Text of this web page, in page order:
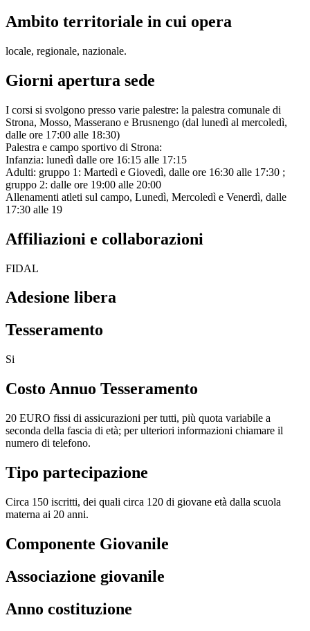
Ambito territoriale in cui opera
locale, regionale, nazionale.
Giorni apertura sede
I corsi si svolgono presso varie palestre: la palestra comunale di
Strona, Mosso, Masserano e Brusnengo (dal lunedì al mercoledì,
dalle ore 17:00 alle 18:30)
Palestra e campo sportivo di Strona:
Infanzia: lunedì dalle ore 16:15 alle 17:15
Adulti: gruppo 1: Martedì e Giovedì, dalle ore 16:30 alle 17:30 ;
gruppo 2: dalle ore 19:00 alle 20:00
Allenamenti atleti sul campo, Lunedì, Mercoledì e Venerdì, dalle
17:30 alle 19
Affiliazioni e collaborazioni
FIDAL
Adesione libera
Tesseramento
Si
Costo Annuo Tesseramento
20 EURO fissi di assicurazioni per tutti, più quota variabile a
seconda della fascia di età; per ulteriori informazioni chiamare il
numero di telefono.
Tipo partecipazione
Circa 150 iscritti, dei quali circa 120 di giovane età dalla scuola
materna ai 20 anni.
Componente Giovanile
Associazione giovanile
Anno costituzione